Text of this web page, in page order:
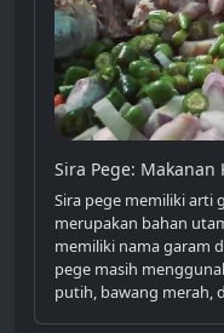
Sira Pege: Makanan
Sira pege memiliki arti
merupakan bahan
memiliki nama garam
pege masih
putih, bawang merah,